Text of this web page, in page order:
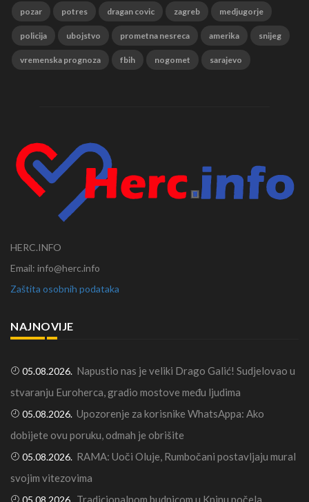
pozar potres dragan covic zagreb medjugorje
policija ubojstvo prometna nesreca amerika snijeg
vremenska prognoza fbih nogomet sarajevo
HERC.INFO
Email: info@herc.info
Zaštita osobnih podataka
NAJNOVIJE
05.08.2026. Napustio nas je veliki Drago Galić! Sudjelovao u
stvaranju Euroherca, gradio mostove među ljudima
05.08.2026. Upozorenje za korisnike WhatsAppa: Ako
dobijete ovu poruku, odmah je obrišite
05.08.2026. RAMA: Uoči Oluje, Rumbočani postavljaju mural
svojim vitezovima
05.08.2026. Tradicionalnom budnicom u Kninu počela